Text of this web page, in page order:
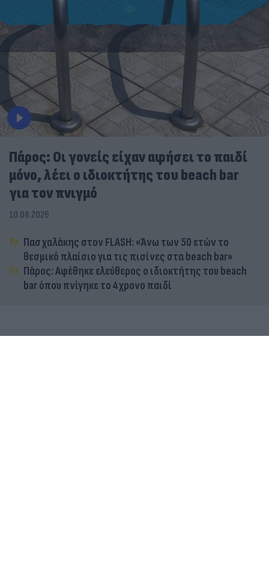
Πάρος: Οι γονείς είχαν αφήσει το παιδί
μόνο, λέει ο ιδιοκτήτης του beach bar
για τον πνιγμό
10.08.2026
Πασχαλάκης στον FLASH: «Άνω των 50 ετών το
θεσμικό πλαίσιο για τις πισίνες στα beach bar»
Πάρος: Αφέθηκε ελεύθερος ο ιδιοκτήτης του beach
bar όπου πνίγηκε το 4χρονο παιδί